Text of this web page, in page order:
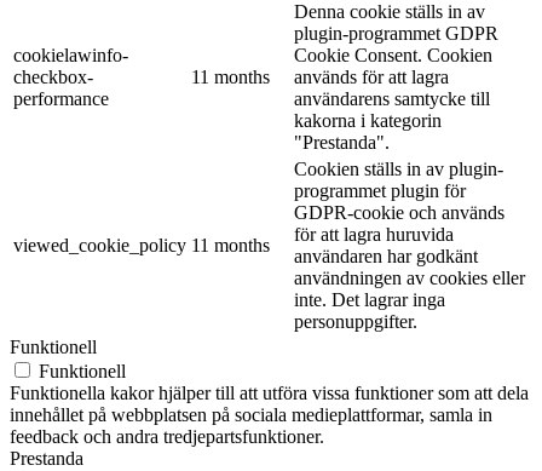
cookielawinfo-
checkbox-
performance
11 months
Denna cookie ställs in av
plugin-programmet GDPR
Cookie Consent. Cookien
används för att lagra
användarens samtycke till
kakorna i kategorin
"Prestanda".
viewed_cookie_policy 11 months
Cookien ställs in av plugin-
programmet plugin för
GDPR-cookie och används
för att lagra huruvida
användaren har godkänt
användningen av cookies eller
inte. Det lagrar inga
personuppgifter.
Funktionell
Funktionell
Funktionella kakor hjälper till att utföra vissa funktioner som att dela
innehållet på webbplatsen på sociala medieplattformar, samla in
feedback och andra tredjepartsfunktioner.
Prestanda